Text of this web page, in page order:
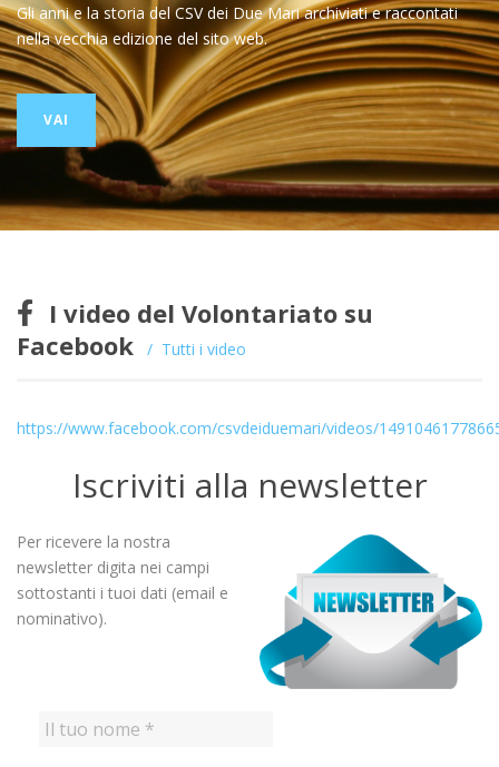
Gli anni e la storia del CSV dei Due Mari archiviati e raccontati
nella vecchia edizione del sito web.
VAI
I video del Volontariato su
Facebook
Tutti i video
https://www.facebook.com/csvdeiduemari/videos/
Iscriviti alla newsletter
Per ricevere la nostra
newsletter digita nei campi
sottostanti i tuoi dati (email e
nominativo).